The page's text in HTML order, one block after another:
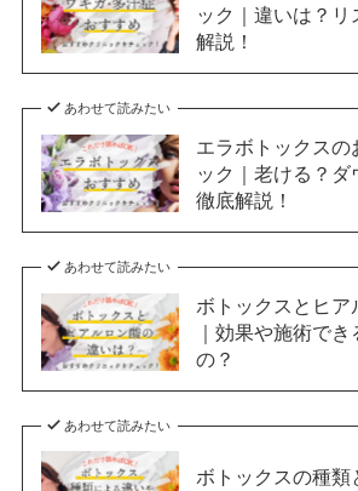
ック｜違いは？
解説！
あわせて読みたい
エラボトックスの
ック｜老ける？ダ
徹底解説！
あわせて読みたい
ボトックスとヒア
｜効果や施術で
の？
あわせて読みたい
ボトックスの種類